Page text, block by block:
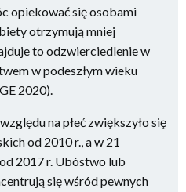
opiekować się osobami
otrzymują mniej
to odzwierciedlenie w
w podeszłym wieku
2020).
na płeć zwiększyło się
od 2010 r., a w 21
2017 r. Ubóstwo lub
się wśród pewnych